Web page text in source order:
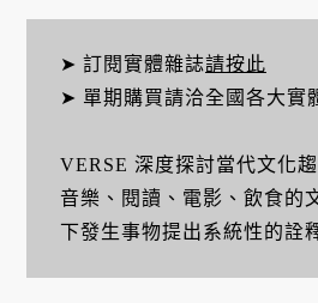
➤ 訂閱實體雜誌請按此
➤ 單期購買請洽全國各大實
VERSE 深度探討當代文化
音樂、閱讀、電影、飲食的
下發生事物提出系統性的詮